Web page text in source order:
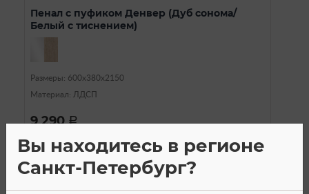
Пенал с пуфиком Денвер (Дуб сонома/
Белый с тиснением)
Размеры: 600х380х2150
Материал: ЛДСП
9 290a
Вы находитесь в регионе
Санкт-Петербург?